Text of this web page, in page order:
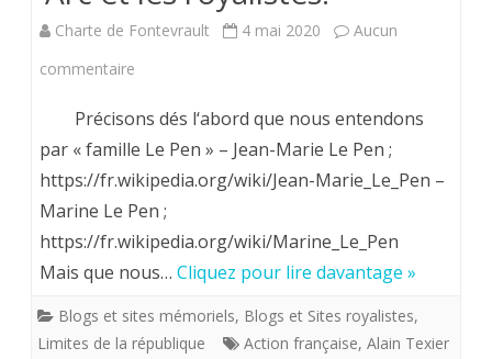
longs
et
il
est
plutôt
mignonne.
Charte de Fontevrault 4 mai 2020
Aucun
commentaire
rapports
à
clarifier
famille
Précisons dés l‘abord que nous entendons
par « famille Le Pen » – Jean-Marie Le Pen ;
https://fr.wikipedia.org/wiki/Jean-Marie_Le_Pen –
Marine Le Pen ;
https://fr.wikipedia.org/wiki/Marine_Le_Pen
Mais que nous… Cliquez pour lire davantage »
Blogs et sites mémoriels, Blogs et Sites royalistes,
Limites de la république
Action française, Alain Texier